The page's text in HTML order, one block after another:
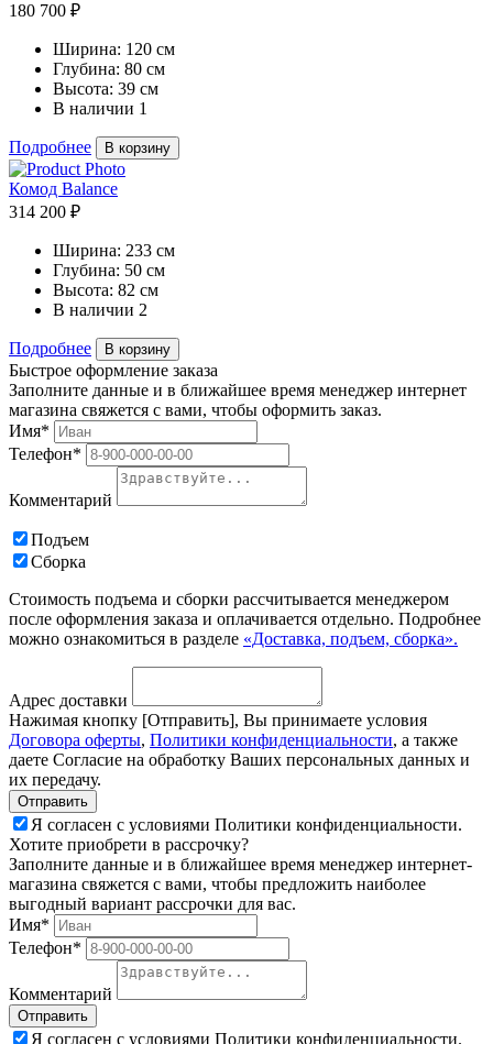
180 700 ₽
Ширина: 120 см
Глубина: 80 см
Высота: 39 см
В наличии 1
Подробнее В корзину
Комод Balance
314 200 ₽
Ширина: 233 см
Глубина: 50 см
Высота: 82 см
В наличии 2
Подробнее В корзину
Быстрое оформление заказа
Заполните данные и в ближайшее время менеджер интернет
магазина свяжется с вами, чтобы оформить заказ.
Имя*
Телефон*
Комментарий
Подъем
Сборка
Стоимость подъема и сборки рассчитывается менеджером
после оформления заказа и оплачивается отдельно. Подробнее
можно ознакомиться в разделе «Доставка, подъем, сборка».
Адрес доставки
Нажимая кнопку [Отправить], Вы принимаете условия
Договора оферты, Политики конфиденциальности, а также
даете Согласие на обработку Ваших персональных данных и
их передачу.
Я согласен с условиями Политики конфиденциальности.
Хотите приобрети в рассрочку?
Заполните данные и в ближайшее время менеджер интернет-
магазина свяжется с вами, чтобы предложить наиболее
выгодный вариант рассрочки для вас.
Имя*
Телефон*
Комментарий
Я согласен с условиями Политики конфиденциальности.